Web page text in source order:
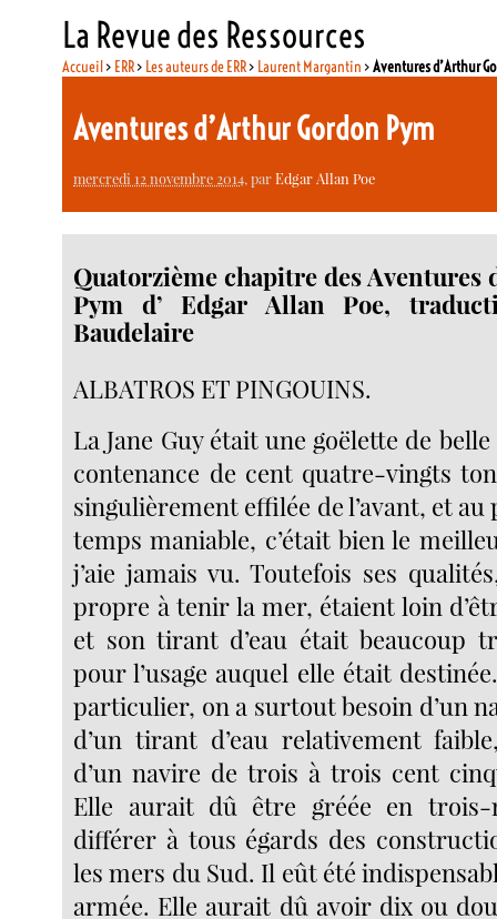
La Revue des Ressources
Accueil> ERR> Les auteurs de ERR> Laurent Margantin >Aventures d’Arthur
Aventures d’Arthur Gordon Pym
mercredi 12 novembre 2014, parEdgar Allan Poe
Quatorzième chapitre des Aventures
Pym d’ Edgar Allan Poe,
Baudelaire
ALBATROS ET PINGOUINS.
La Jane Guy était une goëlette de
contenance de cent quatre-vingts
singulièrement effilée de l’avant, et
temps maniable, c’était bien le
j’aie jamais vu. Toutefois ses
propre à tenir la mer, étaient loin
et son tirant d’eau était beaucoup
pour l’usage auquel elle était
particulier, on a surtout besoin d’un
d’un tirant d’eau relativement
d’un navire de trois à trois cent
Elle aurait dû être gréée en trois-
différer à tous égards des
les mers du Sud. Il eût été
armée. Elle aurait dû avoir dix ou